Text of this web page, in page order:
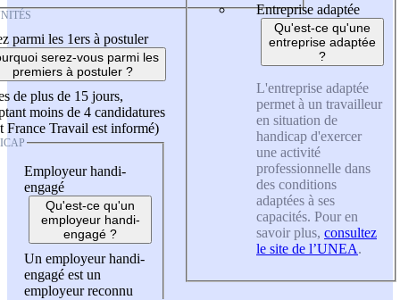
parmi les 1ers à postuler
serez-vous parmi les
premiers à postuler ?
de plus de 15 jours,
moins de 4 candidatures
France Travail est informé)
Employeur handi-
engagé
Qu'est-ce qu'un
employeur handi-
engagé ?
Un employeur handi-
engagé est un
employeur reconnu
Entreprise adaptée
Qu'est-ce qu'une
entreprise adaptée
?
L'entreprise adaptée
permet à un travailleur
en situation de
handicap d'exercer
une activité
professionnelle dans
des conditions
adaptées à ses
capacités. Pour en
savoir plus, consultez
le site de l’UNEA.